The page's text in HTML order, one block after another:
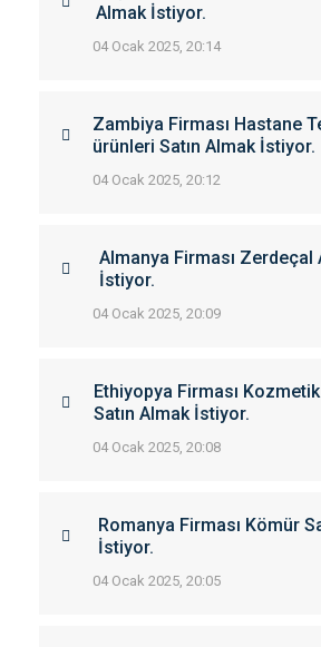
Almak İstiyor.
04 Ocak 2025, 20:14
Zambiya Firması Hastane
ürünleri Satın Almak İstiyor.
04 Ocak 2025, 20:12
Almanya Firması Zerdeçal
İstiyor.
04 Ocak 2025, 20:09
Ethiyopya Firması
Satın Almak İstiyor.
04 Ocak 2025, 20:08
Romanya Firması Kömür
İstiyor.
04 Ocak 2025, 20:05